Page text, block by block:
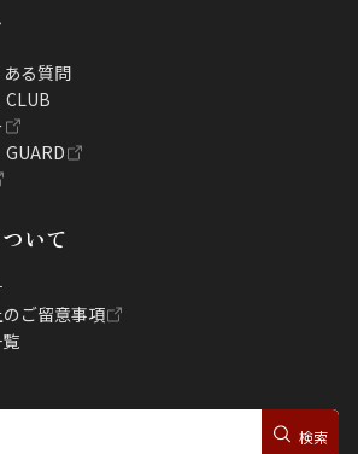
る質問
CLUB
いて
ご留意事項